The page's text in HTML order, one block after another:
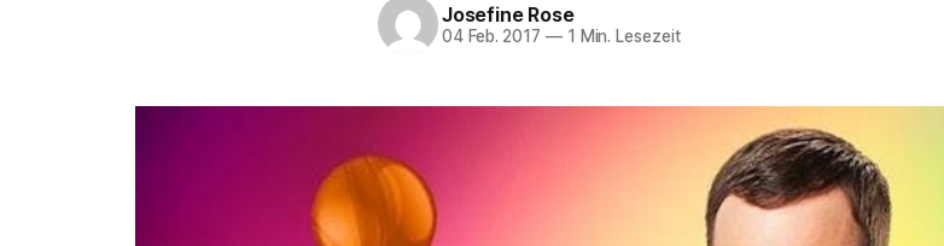
Josefine Rose
04 Feb. 2017 —1 Min. Lesezeit